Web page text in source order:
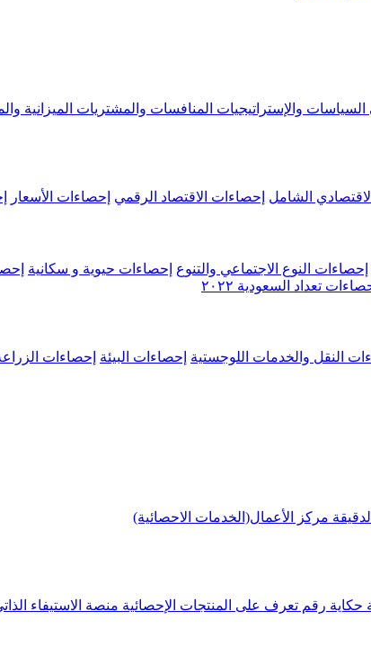
السياسات والإستراتيجيات المنافسات والمشتريات الميزانية
الشامل إحصاءات الاقتصاد الرقمي إحصاءات الأسعار
إحصاءات النوع الاجتماعي والتنوع إحصاءات حيوية و سكانية
تعداد السعودية ٢٠٢٢
النقل والخدمات اللوجستية إحصاءات البيئة إحصاءات
مركز الأعمال(الخدمات الاحصائية)
حكاية رقم تعرف على المنتجات الإحصائية منصة الاستيفاء